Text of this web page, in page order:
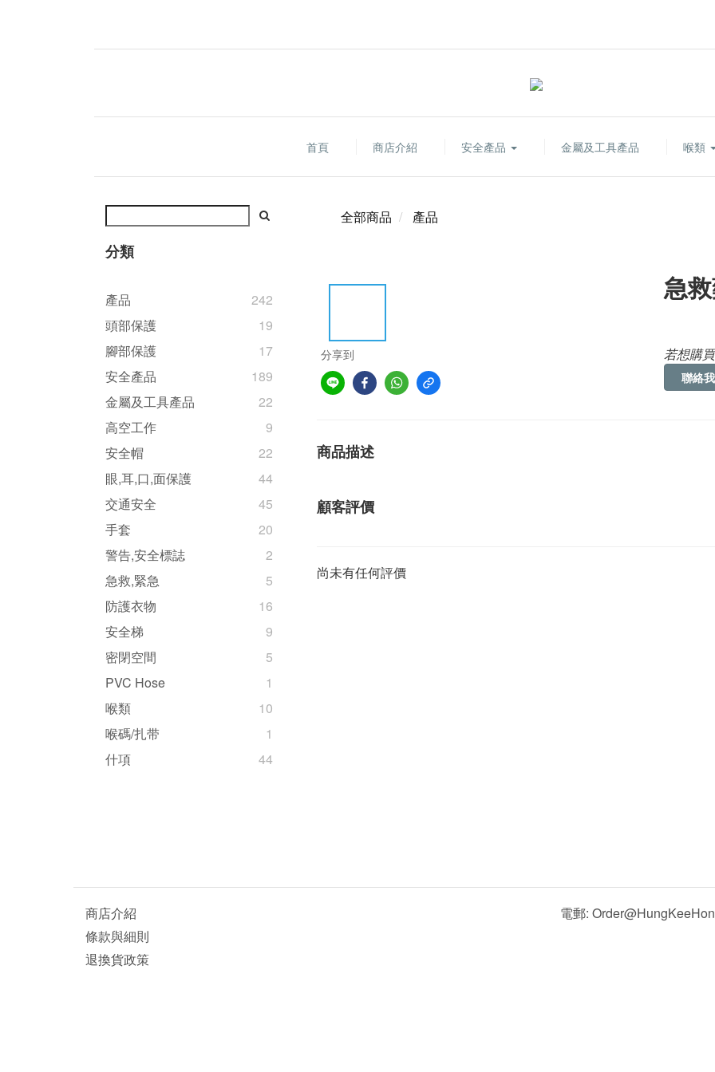
首頁 商店介紹 安全產品 金屬及工具產品 喉類
分類
產品
242
頭部保護
19
腳部保護
17
安全產品
189
金屬及工具產品
22
高空工作
9
安全帽
22
眼,耳,口,面保護
44
交通安全
45
手套
20
警告,安全標誌
2
急救,緊急
5
防護衣物
16
安全梯
9
密閉空間
5
PVC Hose
1
喉類
10
喉碼/扎带
1
什項
44
全部商品 產品
分享到
急
若想購
聯絡
商品描述
顧客評價
尚未有任何評價
商店介紹
條款與細則
退換貨政策
電郵: